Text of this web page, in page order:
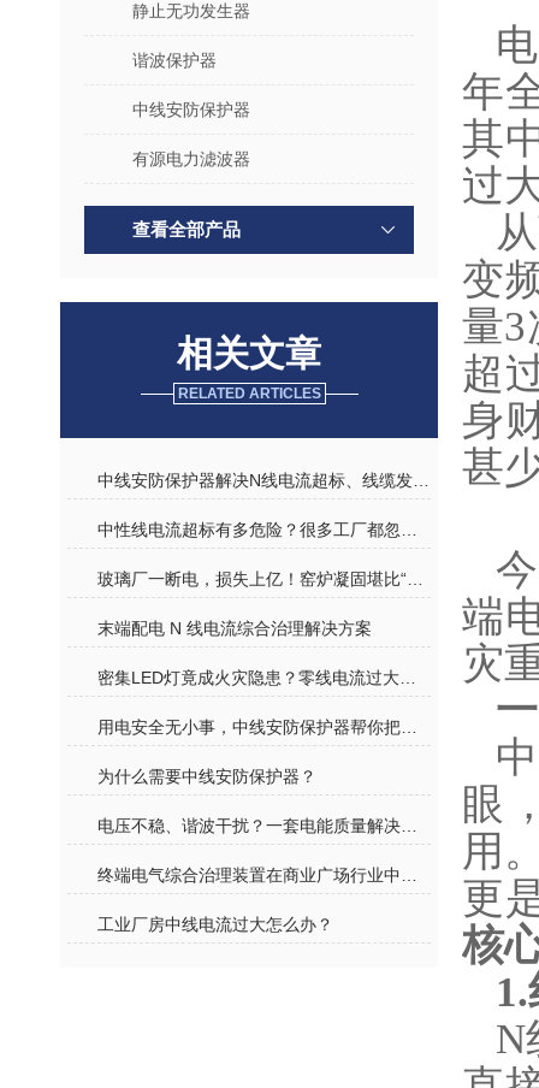
静止无功发生器
谐波保护器
中线安防保护器
有源电力滤波器
查看全部产品
相关文章
RELATED ARTICLES
末端配电 N 线电流综合治理解决方案
为什么需要中线安防保护器？
工业厂房中线电流过大怎么办？
年
其
过
变
量3
超
身
甚
端
灾
眼
用
更
核
N